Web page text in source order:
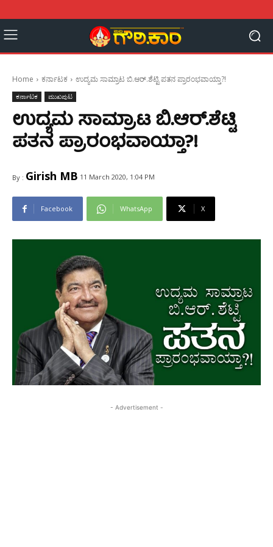
Home ಕರ್ನಾಟಕ ಉದ್ಯಮ ಸಾಮ್ರಾಟ ಬಿ.ಆರ್.ಶೆಟ್ಟಿ ಪತನ ಪ್ರಾರಂಭವಾಯ್ತಾ?!
ಕರ್ನಾಟಕ ಮುಖಪುಟ
ಉದ್ಯಮ ಸಾಮ್ರಾಟ ಬಿ.ಆರ್.ಶೆಟ್ಟಿ
ಪತನ ಪ್ರಾರಂಭವಾಯ್ತಾ?!
By : Girish MB 11 March 2020, 1:04 PM
Facebook WhatsApp X
- Advertisement -